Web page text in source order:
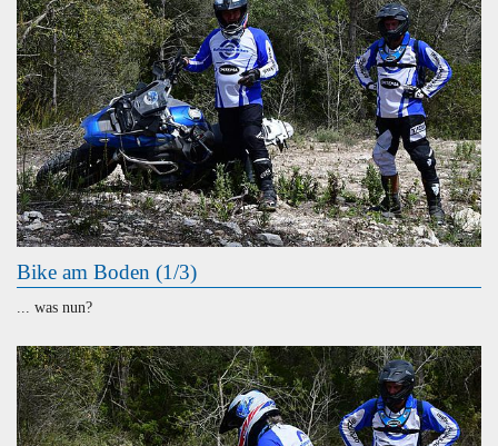
Bike am Boden (1/3)
... was nun?